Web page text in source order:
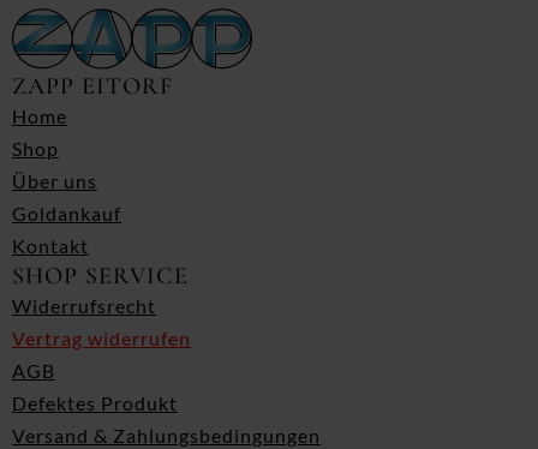
ZAPP EITORF
Home
Shop
Über uns
Goldankauf
Kontakt
SHOP SERVICE
Widerrufsrecht
Vertrag widerrufen
AGB
Defektes Produkt
Versand & Zahlungsbedingungen